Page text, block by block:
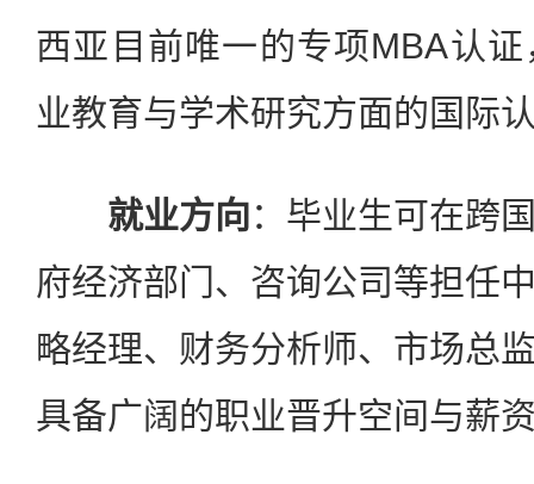
西亚目前唯一的专项MBA认
业教育与学术研究方面的国际
就业方向：毕业生可在跨
府经济部门、咨询公司等担任
略经理、财务分析师、市场总
具备广阔的职业晋升空间与薪